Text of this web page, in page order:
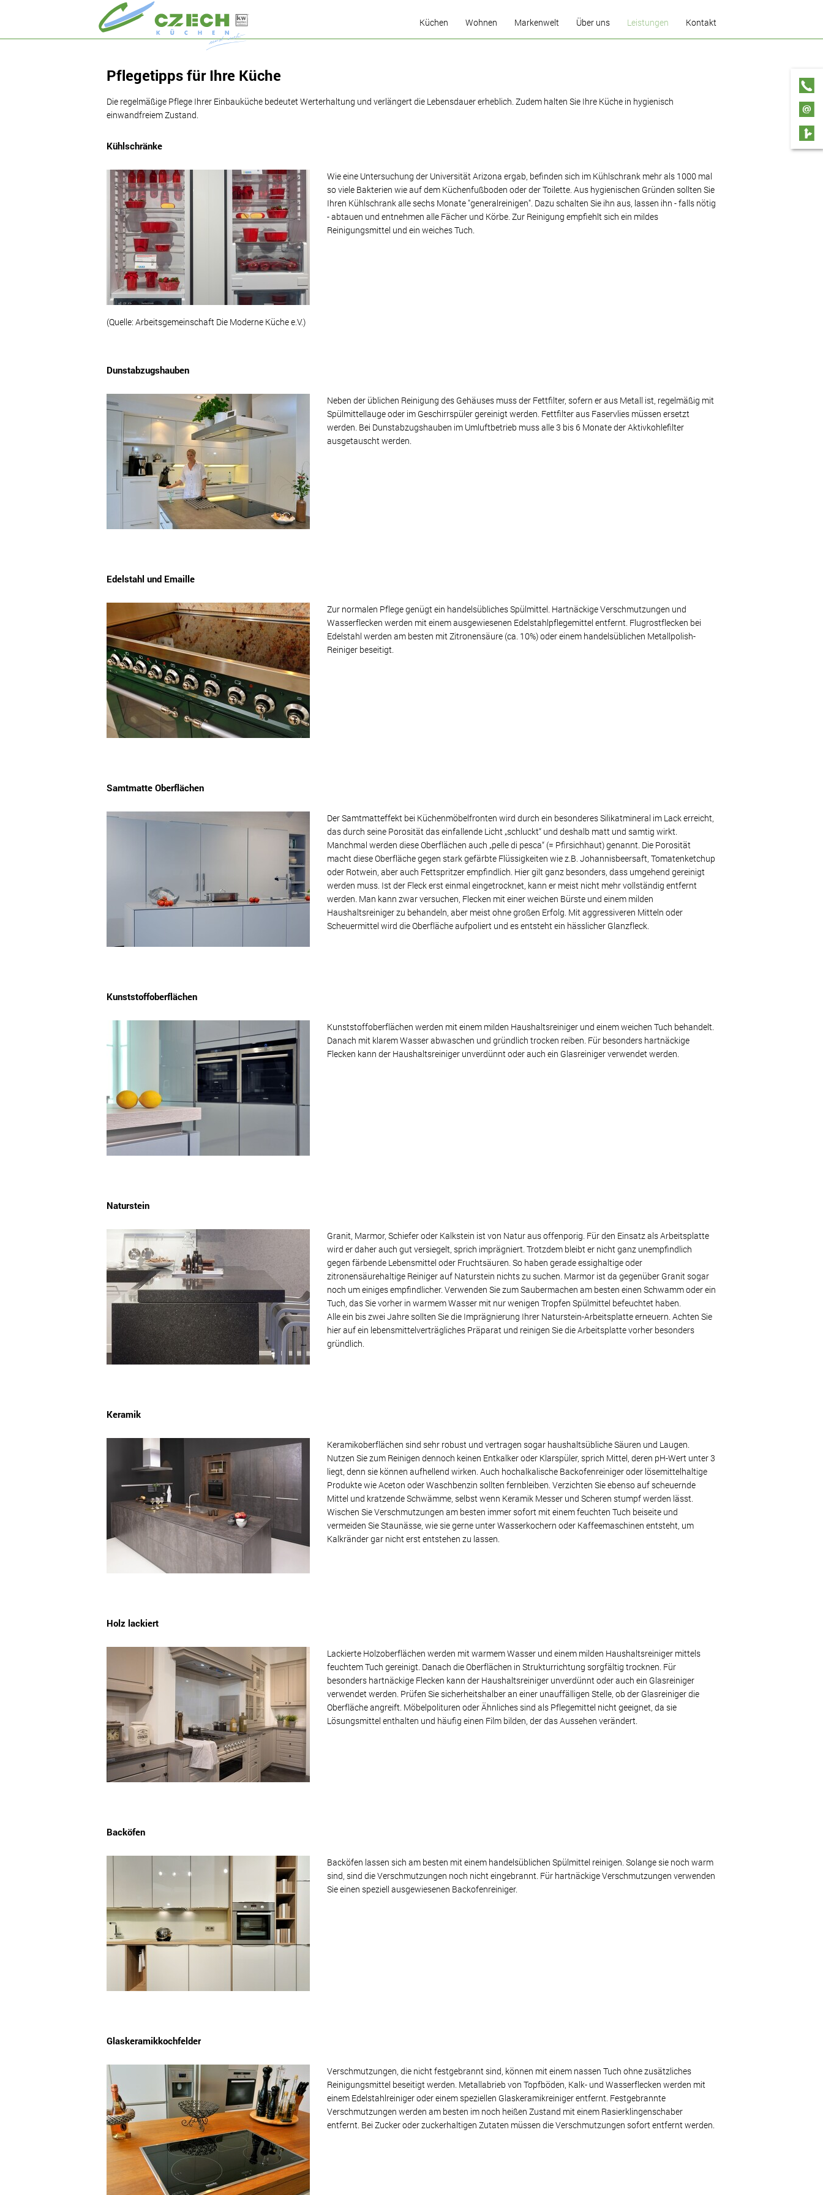
Küchen
Die Komfort-Küche
Wohnen Markenwelt Über uns Leistungen
Reparatur und
Kontakt
Pflegetipps für Ihre Küche
Die regelmäßige Pflege Ihrer Einbauküche bedeutet Werterhaltung und verlängert die Lebensdauer erheblich. Zudem halten Sie Ihre Küche in hygienisch
einwandfreiem Zustand.
Kühlschränke
Wie eine Untersuchung der Universität Arizona ergab, befinden sich im Kühlschrank mehr als 1000 mal
so viele Bakterien wie auf dem Küchenfußboden oder der Toilette. Aus hygienischen Gründen sollten Sie
Ihren Kühlschrank alle sechs Monate "generalreinigen". Dazu schalten Sie ihn aus, lassen ihn - falls nötig
- abtauen und entnehmen alle Fächer und Körbe. Zur Reinigung empfiehlt sich ein mildes
Reinigungsmittel und ein weiches Tuch.
(Quelle: Arbeitsgemeinschaft Die Moderne Küche e.V.)
Dunstabzugshauben
Neben der üblichen Reinigung des Gehäuses muss der Fettfilter, sofern er aus Metall ist, regelmäßig mit
Spülmittellauge oder im Geschirrspüler gereinigt werden. Fettfilter aus Faservlies müssen ersetzt
werden. Bei Dunstabzugshauben im Umluftbetrieb muss alle 3 bis 6 Monate der Aktivkohlefilter
ausgetauscht werden.
Edelstahl und Emaille
Zur normalen Pflege genügt ein handelsübliches Spülmittel. Hartnäckige Verschmutzungen und
Wasserflecken werden mit einem ausgewiesenen Edelstahlpflegemittel entfernt. Flugrostflecken bei
Edelstahl werden am besten mit Zitronensäure (ca. 10%) oder einem handelsüblichen Metallpolish-
Reiniger beseitigt.
Samtmatte Oberflächen
Der Samtmatteffekt bei Küchenmöbelfronten wird durch ein besonderes Silikatmineral im Lack erreicht,
das durch seine Porosität das einfallende Licht „schluckt“ und deshalb matt und samtig wirkt.
Manchmal werden diese Oberflächen auch „pelle di pesca“ (= Pfirsichhaut) genannt. Die Porosität
macht diese Oberfläche gegen stark gefärbte Flüssigkeiten wie z.B. Johannisbeersaft, Tomatenketchup
oder Rotwein, aber auch Fettspritzer empfindlich. Hier gilt ganz besonders, dass umgehend gereinigt
werden muss. Ist der Fleck erst einmal eingetrocknet, kann er meist nicht mehr vollständig entfernt
werden. Man kann zwar versuchen, Flecken mit einer weichen Bürste und einem milden
Haushaltsreiniger zu behandeln, aber meist ohne großen Erfolg. Mit aggressiveren Mitteln oder
Scheuermittel wird die Oberfläche aufpoliert und es entsteht ein hässlicher Glanzfleck.
Kunststoffoberflächen
Kunststoffoberflächen werden mit einem milden Haushaltsreiniger und einem weichen Tuch behandelt.
Danach mit klarem Wasser abwaschen und gründlich trocken reiben. Für besonders hartnäckige
Flecken kann der Haushaltsreiniger unverdünnt oder auch ein Glasreiniger verwendet werden.
Naturstein
Granit, Marmor, Schiefer oder Kalkstein ist von Natur aus offenporig. Für den Einsatz als Arbeitsplatte
wird er daher auch gut versiegelt, sprich imprägniert. Trotzdem bleibt er nicht ganz unempfindlich
gegen färbende Lebensmittel oder Fruchtsäuren. So haben gerade essighaltige oder
zitronensäurehaltige Reiniger auf Naturstein nichts zu suchen. Marmor ist da gegenüber Granit sogar
noch um einiges empfindlicher. Verwenden Sie zum Saubermachen am besten einen Schwamm oder ein
Tuch, das Sie vorher in warmem Wasser mit nur wenigen Tropfen Spülmittel befeuchtet haben.
Alle ein bis zwei Jahre sollten Sie die Imprägnierung Ihrer Naturstein-Arbeitsplatte erneuern. Achten Sie
hier auf ein lebensmittelverträgliches Präparat und reinigen Sie die Arbeitsplatte vorher besonders
gründlich.
Keramik
Keramikoberflächen sind sehr robust und vertragen sogar haushaltsübliche Säuren und Laugen.
Nutzen Sie zum Reinigen dennoch keinen Entkalker oder Klarspüler, sprich Mittel, deren pH-Wert unter 3
liegt, denn sie können aufhellend wirken. Auch hochalkalische Backofenreiniger oder lösemittelhaltige
Produkte wie Aceton oder Waschbenzin sollten fernbleiben. Verzichten Sie ebenso auf scheuernde
Mittel und kratzende Schwämme, selbst wenn Keramik Messer und Scheren stumpf werden lässt.
Wischen Sie Verschmutzungen am besten immer sofort mit einem feuchten Tuch beiseite und
vermeiden Sie Staunässe, wie sie gerne unter Wasserkochern oder Kaffeemaschinen entsteht, um
Kalkränder gar nicht erst entstehen zu lassen.
Holz lackiert
Lackierte Holzoberflächen werden mit warmem Wasser und einem milden Haushaltsreiniger mittels
feuchtem Tuch gereinigt. Danach die Oberflächen in Strukturrichtung sorgfältig trocknen. Für
besonders hartnäckige Flecken kann der Haushaltsreiniger unverdünnt oder auch ein Glasreiniger
verwendet werden. Prüfen Sie sicherheitshalber an einer unauffälligen Stelle, ob der Glasreiniger die
Oberfläche angreift. Möbelpolituren oder Ähnliches sind als Pflegemittel nicht geeignet, da sie
Lösungsmittel enthalten und häufig einen Film bilden, der das Aussehen verändert.
Backöfen
Backöfen lassen sich am besten mit einem handelsüblichen Spülmittel reinigen. Solange sie noch warm
sind, sind die Verschmutzungen noch nicht eingebrannt. Für hartnäckige Verschmutzungen verwenden
Sie einen speziell ausgewiesenen Backofenreiniger.
Glaskeramikkochfelder
Verschmutzungen, die nicht festgebrannt sind, können mit einem nassen Tuch ohne zusätzliches
Reinigungsmittel beseitigt werden. Metallabrieb von Topfböden, Kalk- und Wasserflecken werden mit
einem Edelstahlreiniger oder einem speziellen Glaskeramikreiniger entfernt. Festgebrannte
Verschmutzungen werden am besten im noch heißen Zustand mit einem Rasierklingenschaber
entfernt. Bei Zucker oder zuckerhaltigen Zutaten müssen die Verschmutzungen sofort entfernt werden.